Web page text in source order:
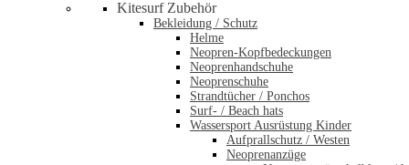
Kitesurf Zubehör
Bekleidung / Schutz
Helme
Neopren-Kopfbedeckungen
Neoprenhandschuhe
Neoprenschuhe
Strandtücher / Ponchos
Surf- / Beach hats
Wassersport Ausrüstung Kinder
Aufprallschutz / Westen
Neoprenanzüge